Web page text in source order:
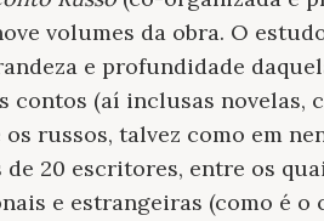
volumes da obra. O
e profundidade
contos (aí inclusas
russos, talvez como em
de 20 escritores, entre os
e estrangeiras (como é o